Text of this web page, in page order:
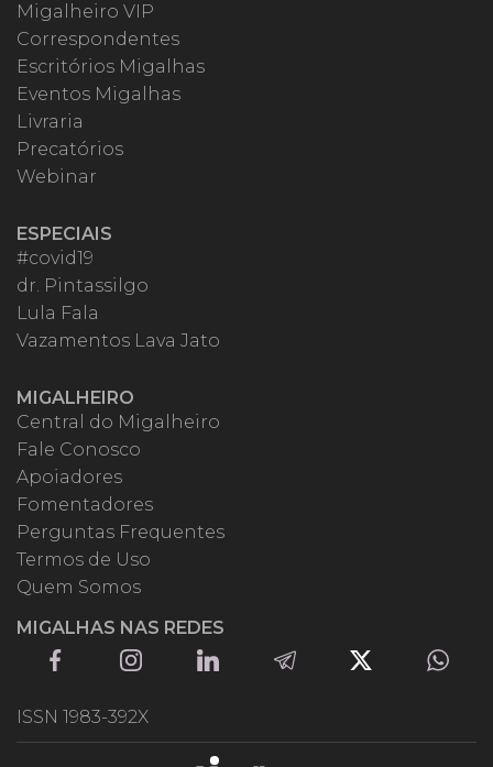
Migalheiro VIP
Correspondentes
Escritórios Migalhas
Eventos Migalhas
Livraria
Precatórios
Webinar
ESPECIAIS
#covid19
dr. Pintassilgo
Lula Fala
Vazamentos Lava Jato
MIGALHEIRO
Central do Migalheiro
Fale Conosco
Apoiadores
Fomentadores
Perguntas Frequentes
Termos de Uso
Quem Somos
MIGALHAS NAS REDES
ISSN 1983-392X